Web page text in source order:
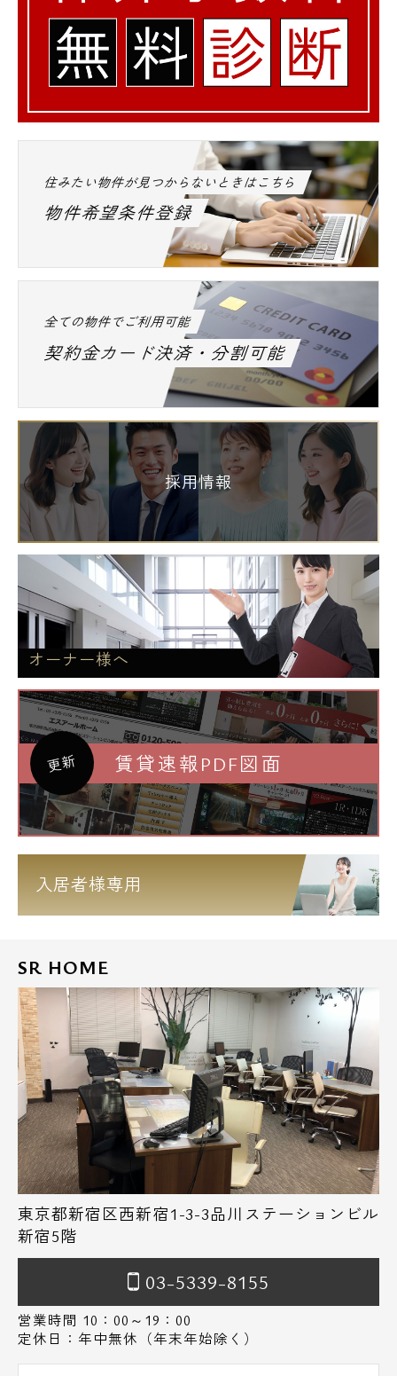
住みたい物件が見つからないときはこちら
物件希望条件登録
全ての物件でご利用可能
契約金カード決済・分割可能
採用情報
オーナー様へ
更新 賃貸速報PDF図面
入居者様専用
SR HOME
東京都新宿区西新宿1-3-3品川ステーションビル
新宿5階
03-5339-8155
営業時間 10：00～19：00
定休日：年中無休（年末年始除く）